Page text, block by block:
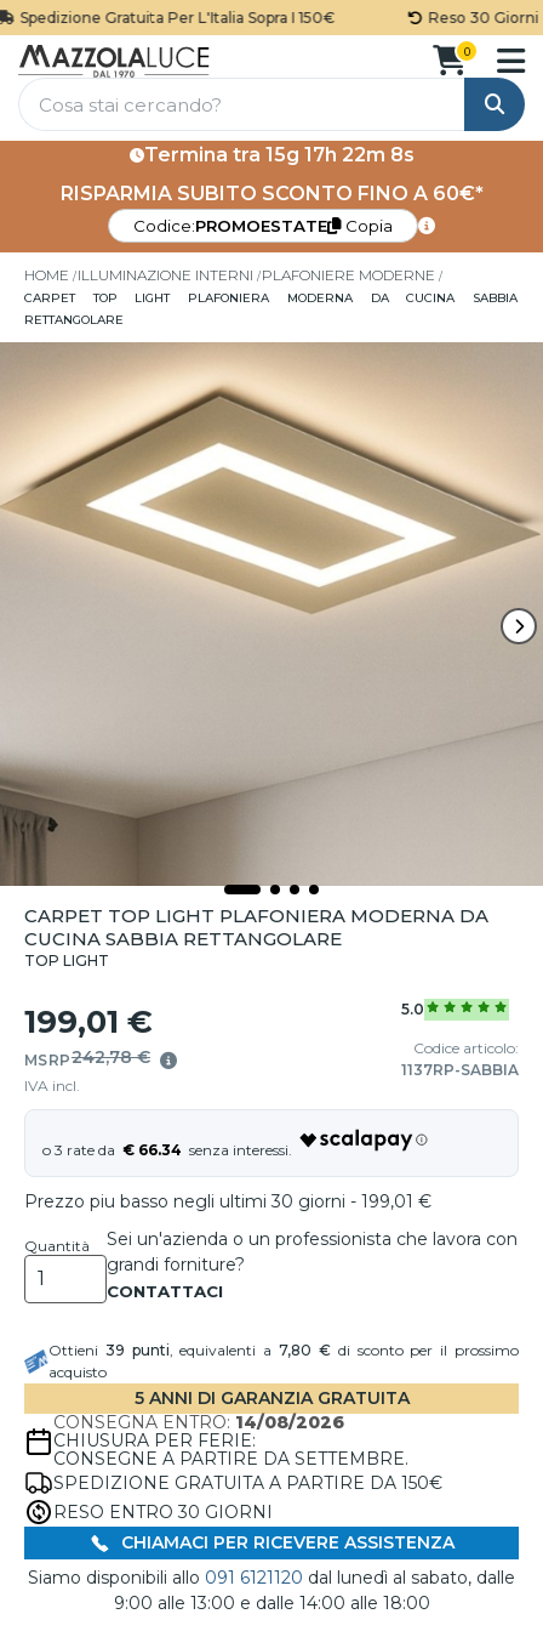
Spedizione Gratuita Per L'Italia Sopra I 150€ Reso 30 Giorni
Cerca
0
Termina tra 15g 17h 22m 7s
RISPARMIA SUBITO SCONTO FINO A 60€*
Codice:PROMOESTATE Copia
HOME ILLUMINAZIONE INTERNI PLAFONIERE MODERNE
CARPET TOP LIGHT PLAFONIERA MODERNA DA CUCINA SABBIA
RETTANGOLARE
CARPET TOP LIGHT PLAFONIERA MODERNA DA
CUCINA SABBIA RETTANGOLARE
TOP LIGHT
199,01 €
MSRP242,78 €
IVA incl.
5.0
Codice articolo:
1137RP-SABBIA
€ 66.34
Prezzo piu basso negli ultimi 30 giorni - 199,01 €
Quantità
Sei un'azienda o un professionista che lavora con
grandi forniture?
Ottieni 39 punti, equivalenti a7,80 €di sconto per il prossimo
acquisto
5 ANNI DI GARANZIA GRATUITA
CONSEGNA ENTRO: 14/08/2026
CHIUSURA PER FERIE:
CONSEGNE A PARTIRE DA SETTEMBRE.
SPEDIZIONE GRATUITA A PARTIRE DA 150€
RESO ENTRO 30 GIORNI
CHIAMACI PER RICEVERE ASSISTENZA
Siamo disponibili allo 091 6121120 dal lunedì al sabato, dalle
9:00 alle 13:00 e dalle 14:00 alle 18:00